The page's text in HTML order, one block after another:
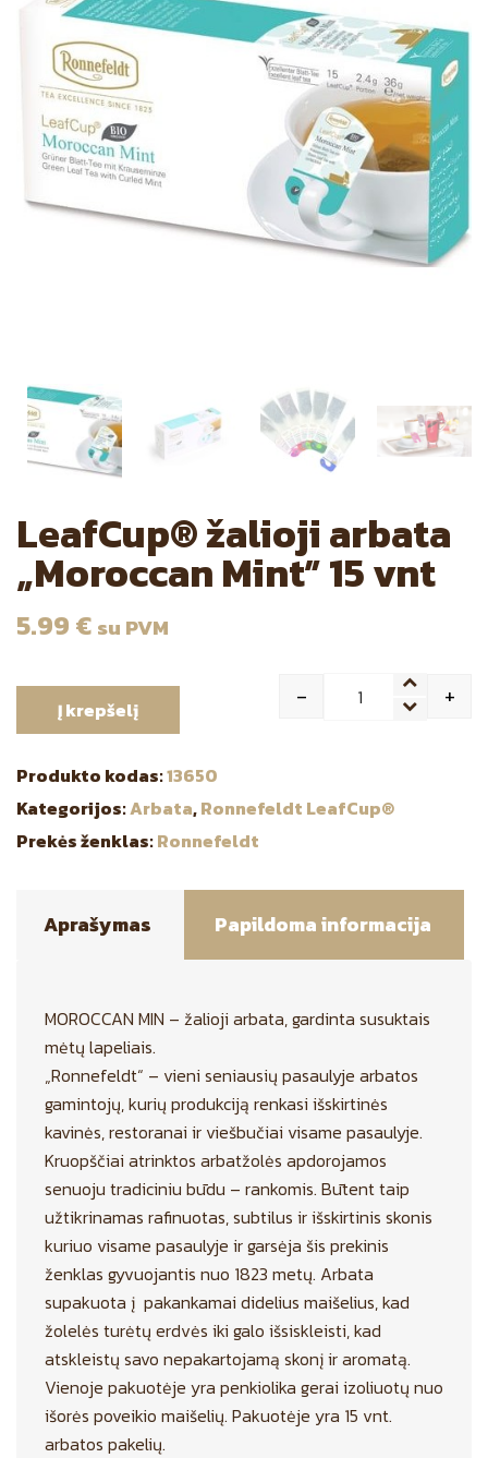
LeafCup® žalioji arbata
„Moroccan Mint” 15 vnt
5.99 € su PVM
Quantity
- +
Į krepšelį
Produkto kodas:13650
Kategorijos:Arbata,Ronnefeldt LeafCup®
Prekės ženklas:Ronnefeldt
Aprašymas Papildoma informacija
MOROCCAN MIN – žalioji arbata, gardinta susuktais
mėtų lapeliais.
„Ronnefeldt“ – vieni seniausių pasaulyje arbatos
gamintojų, kurių produkciją renkasi išskirtinės
kavinės, restoranai ir viešbučiai visame pasaulyje.
Kruopščiai atrinktos arbatžolės apdorojamos
senuoju tradiciniu būdu – rankomis. Būtent taip
užtikrinamas rafinuotas, subtilus ir išskirtinis skonis
kuriuo visame pasaulyje ir garsėja šis prekinis
ženklas gyvuojantis nuo 1823 metų. Arbata
supakuota į pakankamai didelius maišelius, kad
žolelės turėtų erdvės iki galo išsiskleisti, kad
atskleistų savo nepakartojamą skonį ir aromatą.
Vienoje pakuotėje yra penkiolika gerai izoliuotų nuo
išorės poveikio maišelių. Pakuotėje yra 15 vnt.
arbatos pakelių.